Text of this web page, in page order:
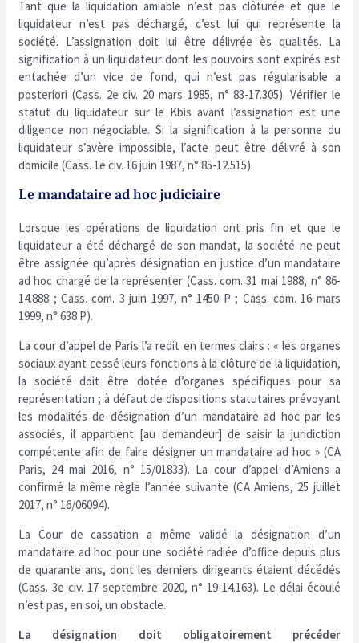
Tant que la liquidation amiable n’est pas clôturée et que le
liquidateur n’est pas déchargé, c’est lui qui représente la
société. L’assignation doit lui être délivrée ès qualités. La
signification à un liquidateur dont les pouvoirs sont expirés est
entachée d’un vice de fond, qui n’est pas régularisable a
posteriori (Cass. 2e civ. 20 mars 1985, n° 83-17.305). Vérifier le
statut du liquidateur sur le Kbis avant l’assignation est une
diligence non négociable. Si la signification à la personne du
liquidateur s’avère impossible, l’acte peut être délivré à son
domicile (Cass. 1e civ. 16 juin 1987, n° 85-12.515).
Le mandataire ad hoc judiciaire
Lorsque les opérations de liquidation ont pris fin et que le
liquidateur a été déchargé de son mandat, la société ne peut
être assignée qu’après désignation en justice d’un mandataire
ad hoc chargé de la représenter (Cass. com. 31 mai 1988, n° 86-
14.888 ; Cass. com. 3 juin 1997, n° 1450 P ; Cass. com. 16 mars
1999, n° 638 P).
La cour d’appel de Paris l’a redit en termes clairs : « les organes
sociaux ayant cessé leurs fonctions à la clôture de la liquidation,
la société doit être dotée d’organes spécifiques pour sa
représentation ; à défaut de dispositions statutaires prévoyant
les modalités de désignation d’un mandataire ad hoc par les
associés, il appartient [au demandeur] de saisir la juridiction
compétente afin de faire désigner un mandataire ad hoc » (CA
Paris, 24 mai 2016, n° 15/01833). La cour d’appel d’Amiens a
confirmé la même règle l’année suivante (CA Amiens, 25 juillet
2017, n° 16/06094).
La Cour de cassation a même validé la désignation d’un
mandataire ad hoc pour une société radiée d’office depuis plus
de quarante ans, dont les derniers dirigeants étaient décédés
(Cass. 3e civ. 17 septembre 2020, n° 19-14.163). Le délai écoulé
n’est pas, en soi, un obstacle.
La désignation doit obligatoirement précéder